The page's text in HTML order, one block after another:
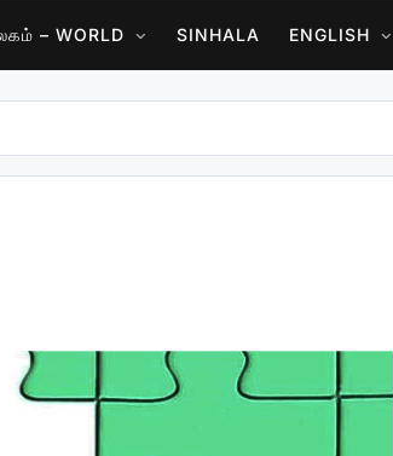
– WORLD SINHALA ENGLISH